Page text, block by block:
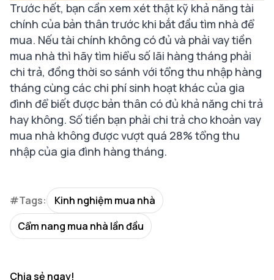
Trước hết, bạn cần xem xét thật kỹ khả năng tài
chính của bản thân trước khi bắt đầu tìm nhà để
mua. Nếu tài chính không có đủ và phải vay tiền
mua nhà thì hãy tìm hiểu số lãi hàng tháng phải
chi trả, đồng thời so sánh với tổng thu nhập hàng
tháng cùng các chi phí sinh hoạt khác của gia
đình để biết được bản thân có đủ khả năng chi trả
hay không. Số tiền bạn phải chi trả cho khoản vay
mua nhà không được vượt quá 28% tổng thu
nhập của gia đình hàng tháng.
#Tags:
Kinh nghiệm mua nhà
Cẩm nang mua nhà lần đầu
Chia sẻ ngay!